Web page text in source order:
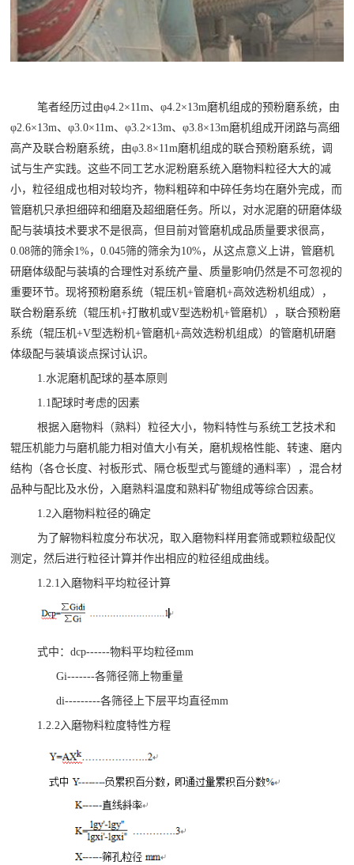
笔者经历过由φ4.2×11m、φ4.2×13m磨机组成的预粉磨系统，由
φ2.6×13m、φ3.0×11m、φ3.2×13m、φ3.8×13m磨机组成开闭路与高细
高产及联合粉磨系统，由φ3.8×11m磨机组成的联合预粉磨系统，调
试与生产实践。这些不同工艺水泥粉磨系统入磨物料粒径大大的减
小，粒径组成也相对较均齐，物料粗碎和中碎任务均在磨外完成，而
管磨机只承担细碎和细磨及超细磨任务。所以，对水泥磨的研磨体级
配与装填技术要求不是很高，但目前对管磨机成品质量要求很高，
0.08筛的筛余1%，0.045筛的筛余为10%，从这点意义上讲，管磨机
研磨体级配与装填的合理性对系统产量、质量影响仍然是不可忽视的
重要环节。现将预粉磨系统（辊压机+管磨机+高效选粉机组成），
联合粉磨系统（辊压机+打散机或V型选粉机+管磨机），联合预粉磨
系统（辊压机+V型选粉机+管磨机+高效选粉机组成）的管磨机研磨
体级配与装填谈点探讨认识。
1.水泥磨机配球的基本原则
1.1配球时考虑的因素
根据入磨物料（熟料）粒径大小，物料特性与系统工艺技术和
辊压机能力与磨机能力相对值大小有关，磨机规格性能、转速、磨内
结构（各仓长度、衬板形式、隔仓板型式与篦缝的通料率），混合材
品种与配比及水份，入磨熟料温度和熟料矿物组成等综合因素。
1.2入磨物料粒径的确定
为了解物料粒度分布状况，取入磨物料样用套筛或颗粒级配仪
测定，然后进行粒径计算并作出相应的粒径组成曲线。
1.2.1入磨物料平均粒径计算
式中：dcp------物料平均粒径mm
Gi-------各筛径筛上物重量
di---------各筛径上下层平均直径mm
1.2.2入磨物料粒度特性方程
 联系我们